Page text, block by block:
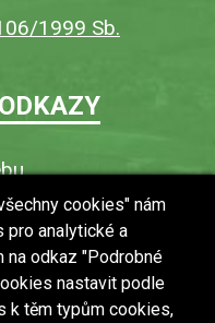
1999 Sb.
informace
(GDPR)
cookies" nám
pro analytické a
na odkaz "Podrobné
nastavit podle
k těm typům cookies,